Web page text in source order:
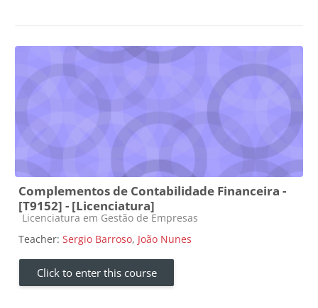
Complementos de Contabilidade Financeira -
[T9152] - [Licenciatura]
Course category
Licenciatura em Gestão de Empresas
Teacher: Sergio Barroso, João Nunes
Click to enter this course